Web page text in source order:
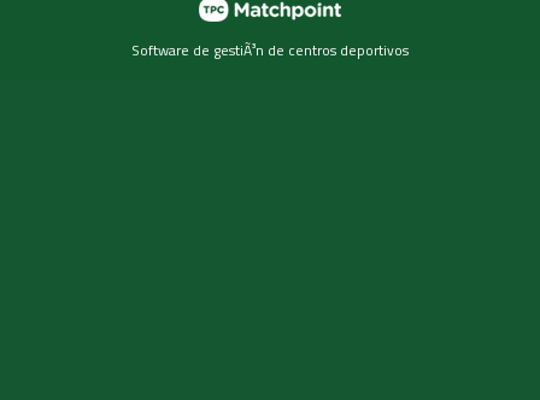
Software de gestiÃ³n de centros deportivos